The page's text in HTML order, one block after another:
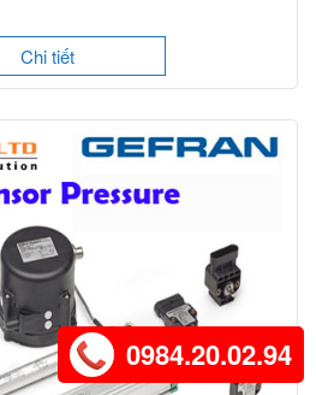
Chi tiết
0984.20.02.94